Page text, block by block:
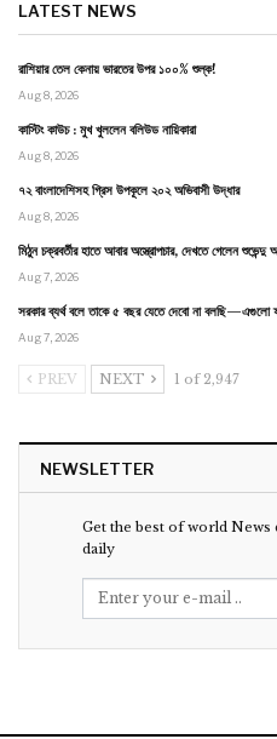
LATEST NEWS
রাশিয়ার তেল কেনায় ভারতের উপর ১০০% শুল্ক!
Aug 8, 2026
কাস্টিং কাউচ : মুখ খুললেন বলিউড নায়িকারা
Aug 8, 2026
৭২ বাংলাদেশিসহ গ্রিস উপকূলে ২০২ অভিবাসী উদ্ধার
Aug 8, 2026
মিঠুন চক্রবর্তীর হাতে আবার অস্ত্রোপচার, দেখতে গেলেন শুভেন্দু
Aug 7, 2026
সরকার ব্যর্থ বলে তাকে ৫ বছর যেতে দেবো না বলছি—এগুলো
Aug 7, 2026
PREV NEXT 1 of 2,947
NEWSLETTER
Get the best of world
daily